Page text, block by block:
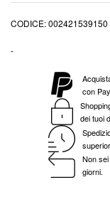
CODICE 002421539150
-
con
dei tuoi
Non
giorni.